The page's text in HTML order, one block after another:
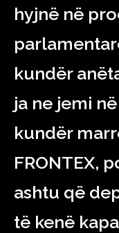
hyjnë në
kundër
ja ne jemi
kundër
FRONTEX,
ashtu që
të kenë